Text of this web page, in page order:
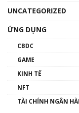
UNCATEGORIZED
ỨNG DỤNG
CBDC
GAME
KINH TẾ
NFT
TÀI CHÍNH NGÂN